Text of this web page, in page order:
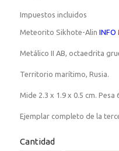
Impuestos incluidos
Meteorito Sikhote-AlinINFO
Metálico II AB, octaedrita
Territorio marítimo, Rusia.
Mide 2.3 x 1.9 x 0.5 cm. Pesa
Ejemplar completo de la
Cantidad